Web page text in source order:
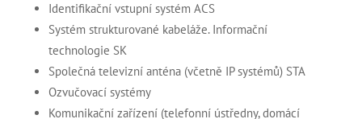
Identifikační vstupní systém ACS
Systém strukturované kabeláže. Informační
technologie SK
Společná televizní anténa (včetně IP systémů) STA
Ozvučovací systémy
Komunikační zařízení (telefonní ústředny, domácí